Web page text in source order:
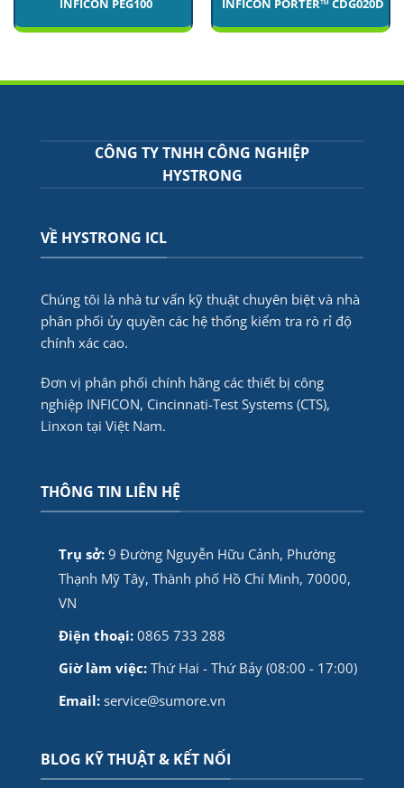
INFICON PEG100 INFICON PORTER™ CDG020D
CÔNG TY TNHH CÔNG NGHIỆP
HYSTRONG
VỀ HYSTRONG ICL
Chúng tôi là nhà tư vấn kỹ thuật chuyên biệt và nhà
phân phối ủy quyền các hệ thống kiểm tra rò rỉ độ
chính xác cao.
Đơn vị phân phối chính hãng các thiết bị công
nghiệp INFICON, Cincinnati-Test Systems (CTS),
Linxon tại Việt Nam.
THÔNG TIN LIÊN HỆ
Trụ sở: 9 Đường Nguyễn Hữu Cảnh, Phường
Thạnh Mỹ Tây, Thành phố Hồ Chí Minh, 70000,
VN
Điện thoại:0865 733 288
Giờ làm việc:Thứ Hai - Thứ Bảy (08:00 - 17:00)
Email:service@sumore.vn
BLOG KỸ THUẬT & KẾT NỐI